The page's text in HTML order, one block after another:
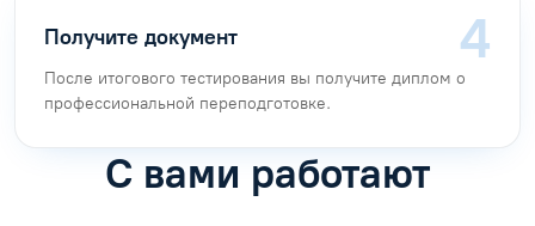
Получите документ
После итогового тестирования вы получите диплом о
профессиональной переподготовке.
С вами работают